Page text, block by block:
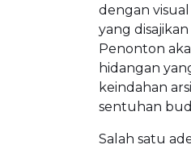
dengan
yang
Penonton
hidangan
keindahan
sentuhan
Salah satu